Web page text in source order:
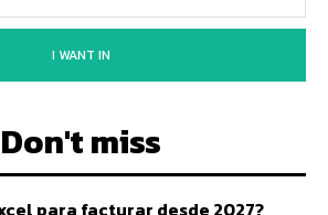
I WANT IN
Don't miss
para facturar desde 2027?